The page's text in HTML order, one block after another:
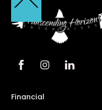
Back
Top
Financial